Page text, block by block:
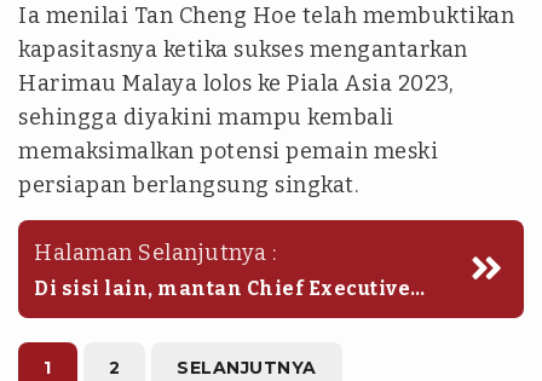
Ia menilai Tan Cheng Hoe telah membuktikan
kapasitasnya ketika sukses mengantarkan
Harimau Malaya lolos ke Piala Asia 2023,
sehingga diyakini mampu kembali
memaksimalkan potensi pemain meski
persiapan berlangsung singkat.
Halaman Selanjutnya :
Di sisi lain, mantan Chief Executive
Officer Kelantan FC, Ahmad Muzakkir
Hamid, turut menyoroti kepemimpinan
sepak bola Malaysia. Ia menegaskan
1 2 SELANJUTNYA